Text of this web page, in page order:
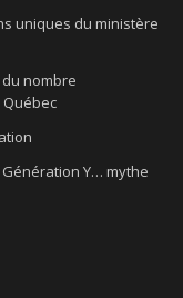
uniques du ministère
nombre
Y… mythe